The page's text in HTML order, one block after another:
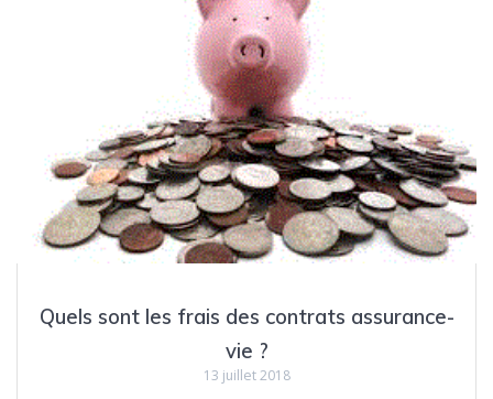
Quels sont les frais des contrats assurance-
vie ?
13 juillet 2018